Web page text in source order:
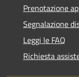
Prenotazione
Segnalazione
Leggi le FAQ
Richiesta